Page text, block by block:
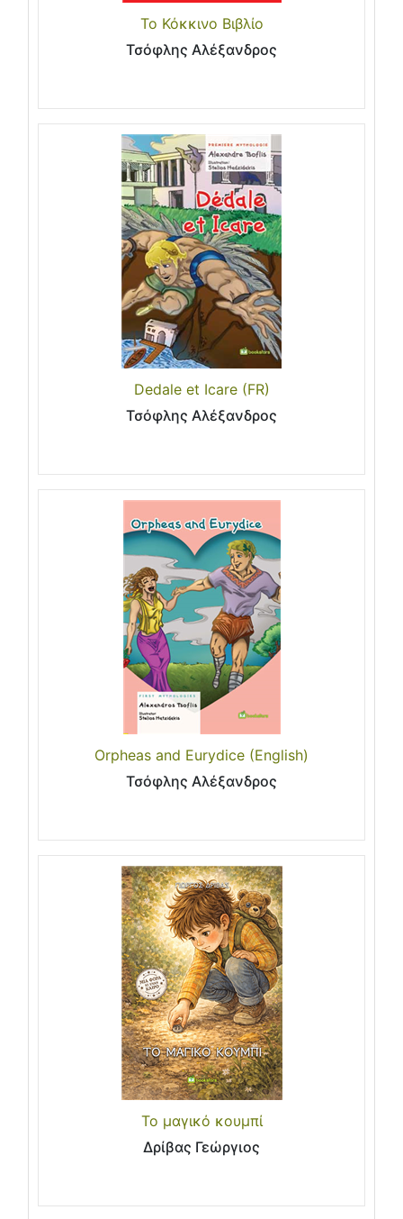
Το Κόκκινο Βιβλίο
Τσόφλης Αλέξανδρος
Dedale et Icare (FR)
Τσόφλης Αλέξανδρος
Orpheas and Eurydice (English)
Τσόφλης Αλέξανδρος
Το μαγικό κουμπί
Δρίβας Γεώργιος